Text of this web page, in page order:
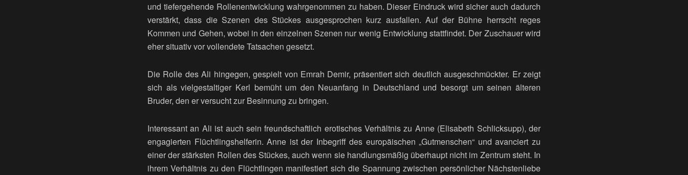
und tiefergehende Rollenentwicklung wahrgenommen zu haben. Dieser Eindruck wird sicher auch dadurch
verstärkt, dass die Szenen des Stückes ausgesprochen kurz ausfallen. Auf der Bühne herrscht reges
Kommen und Gehen, wobei in den einzelnen Szenen nur wenig Entwicklung stattfindet. Der Zuschauer wird
eher situativ vor vollendete Tatsachen gesetzt.
Die Rolle des Ali hingegen, gespielt von Emrah Demir, präsentiert sich deutlich ausgeschmückter. Er zeigt
sich als vielgestaltiger Kerl bemüht um den Neuanfang in Deutschland und besorgt um seinen älteren
Bruder, den er versucht zur Besinnung zu bringen.
Interessant an Ali ist auch sein freundschaftlich erotisches Verhältnis zu Anne (Elisabeth Schlicksupp), der
engagierten Flüchtlingshelferin. Anne ist der Inbegriff des europäischen „Gutmenschen“ und avanciert zu
einer der stärksten Rollen des Stückes, auch wenn sie handlungsmäßig überhaupt nicht im Zentrum steht. In
ihrem Verhältnis zu den Flüchtlingen manifestiert sich die Spannung zwischen persönlicher Nächstenliebe